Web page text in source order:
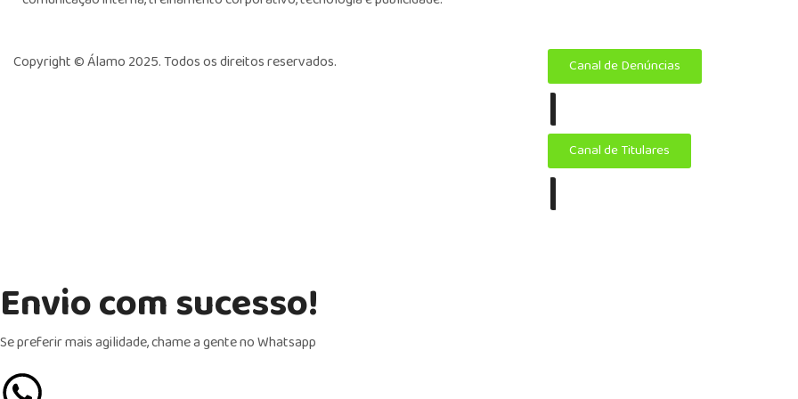
Copyright ©Álamo 2025. Todos os direitos reservados. Canal de Denúncias
|
Canal de Titulares
|
Envio com sucesso!
Se preferir mais agilidade, chame a gente no Whatsapp